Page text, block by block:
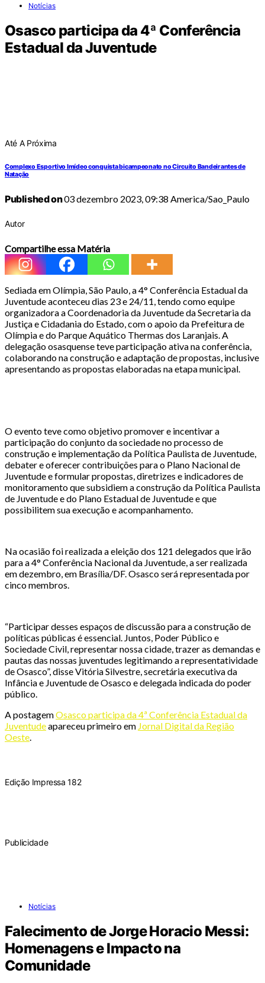
Notícias
Osasco participa da 4ª Conferência
Estadual da Juventude
Até A Próxima
Complexo Esportivo Imídeo conquista bicampeonato no Circuito Bandeirantes de
Natação
Published on03 dezembro 2023, 09:38 America/Sao_Paulo
Autor
Compartilhe essa Matéria
Sediada em Olímpia, São Paulo, a 4° Conferência Estadual da
Juventude aconteceu dias 23 e 24/11, tendo como equipe
organizadora a Coordenadoria da Juventude da Secretaria da
Justiça e Cidadania do Estado, com o apoio da Prefeitura de
Olímpia e do Parque Aquático Thermas dos Laranjais. A
delegação osasquense teve participação ativa na conferência,
colaborando na construção e adaptação de propostas, inclusive
apresentando as propostas elaboradas na etapa municipal.
O evento teve como objetivo promover e incentivar a
participação do conjunto da sociedade no processo de
construção e implementação da Política Paulista de Juventude,
debater e oferecer contribuições para o Plano Nacional de
Juventude e formular propostas, diretrizes e indicadores de
monitoramento que subsidiem a construção da Política Paulista
de Juventude e do Plano Estadual de Juventude e que
possibilitem sua execução e acompanhamento.
Na ocasião foi realizada a eleição dos 121 delegados que irão
para a 4° Conferência Nacional da Juventude, a ser realizada
em dezembro, em Brasília/DF. Osasco será representada por
cinco membros.
“Participar desses espaços de discussão para a construção de
políticas públicas é essencial. Juntos, Poder Público e
Sociedade Civil, representar nossa cidade, trazer as demandas e
pautas das nossas juventudes legitimando a representatividade
de Osasco”, disse Vitória Silvestre, secretária executiva da
Infância e Juventude de Osasco e delegada indicada do poder
público.
A postagemOsasco participa da 4ª Conferência Estadual da
Juventudeapareceu primeiro em Jornal Digital da Região
Oeste
Edição Impressa 182
Publicidade
Notícias
Falecimento de Jorge Horacio Messi:
Homenagens e Impacto na
Comunidade